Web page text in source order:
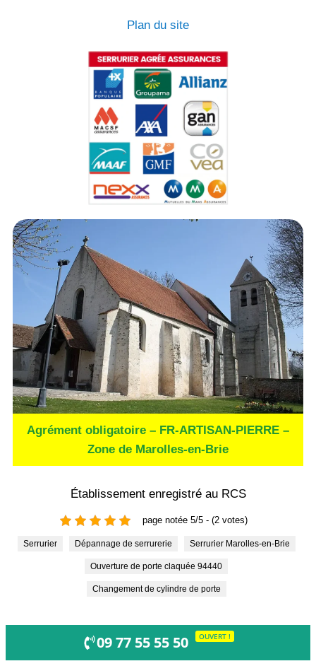
Plan du site
Agrément obligatoire – FR-ARTISAN-PIERRE –
Zone de Marolles-en-Brie
Établissement enregistré au RCS
page notée 5/5 - (2 votes)
Serrurier Dépannage de serrurerie Serrurier Marolles-en-Brie
Ouverture de porte claquée 94440
Changement de cylindre de porte
09 77 55 55 50 OUVERT !